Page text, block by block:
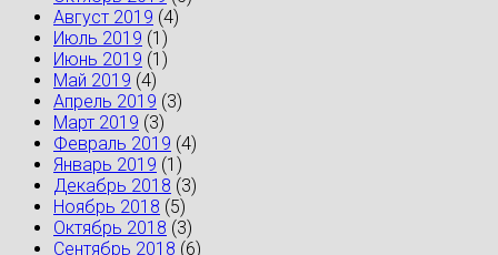
Август 2019 (4)
Июль 2019 (1)
Июнь 2019 (1)
Май 2019 (4)
Апрель 2019 (3)
Март 2019 (3)
Февраль 2019 (4)
Январь 2019 (1)
Декабрь 2018 (3)
Ноябрь 2018 (5)
Октябрь 2018 (3)
Сентябрь 2018 (6)